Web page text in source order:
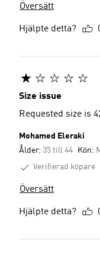
Översätt
Hjälpte detta?
Size issue
Requested size is
Mohamed Eleraki
Ålder: 35 till 44 Kön:
Verifierad köpare
Översätt
Hjälpte detta?